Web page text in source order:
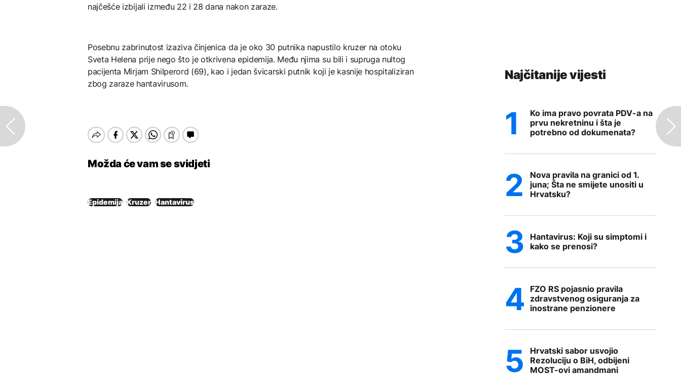
najčešće izbijali između 22 i 28 dana nakon zaraze.
Posebnu zabrinutost izaziva činjenica da je oko 30 putnika napustilo kruzer na otoku
Sveta Helena prije nego što je otkrivena epidemija. Među njima su bili i supruga nultog
pacijenta Mirjam Shilperord (69), kao i jedan švicarski putnik koji je kasnije hospitaliziran
zbog zaraze hantavirusom.
Možda će vam se svidjeti
Epidemija Kruzer Hantavirus
Najčitanije vijesti
Ko ima pravo povrata PDV-a na
prvu nekretninu i šta je
potrebno od dokumenata?
Nova pravila na granici od 1.
juna; Šta ne smijete unositi u
Hrvatsku?
Hantavirus: Koji su simptomi i
kako se prenosi?
FZO RS pojasnio pravila
zdravstvenog osiguranja za
inostrane penzionere
Hrvatski sabor usvojio
Rezoluciju o BiH, odbijeni
MOST-ovi amandmani